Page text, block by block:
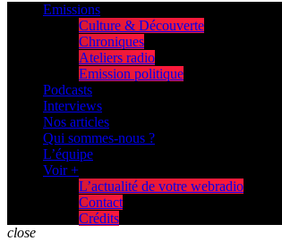
Emissions
Culture & Découverte
Chroniques
Ateliers radio
Emission politique
Podcasts
Interviews
Nos articles
Qui sommes-nous ?
L’équipe
Voir +
L’actualité de votre webradio
Contact
Crédits
close